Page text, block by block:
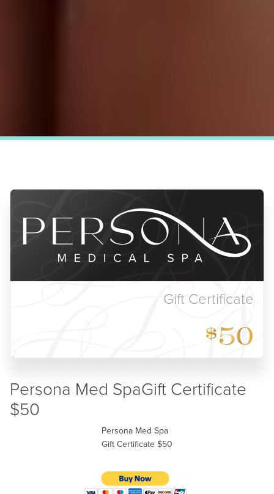
Gift Certificate
$50
Persona Med SpaGift Certificate
$50
Persona Med Spa
Gift Certificate $50